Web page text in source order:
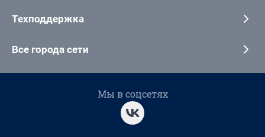
Техподдержка
Все города сети
Мы в соцсетях